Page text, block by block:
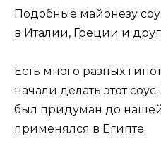
Подобные майонезу
в Италии, Греции и
Есть много разных
начали делать этот
был придуман до
применялся в Египте.